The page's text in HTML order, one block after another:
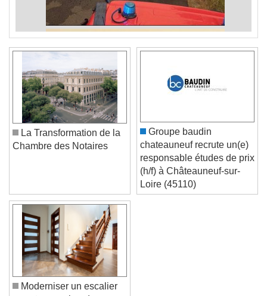
La Transformation de la
Groupe baudin
chateauneuf recrute un(e)
responsable études de prix
(h/f) à Châteauneuf-sur-
Loire (45110)